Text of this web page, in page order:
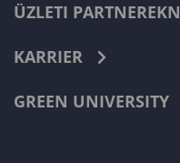
ÜZLETI
KARRIER
GREEN UNIVERSITY